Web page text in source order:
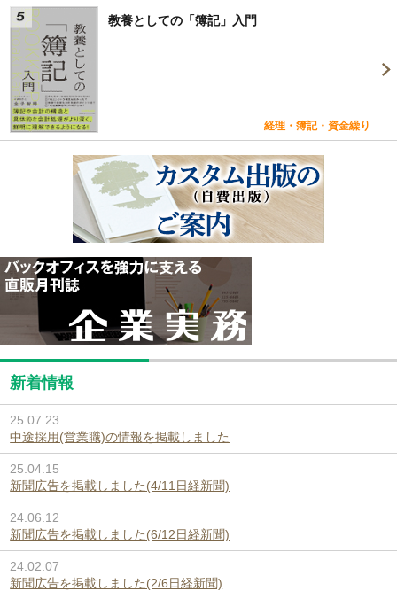
教養としての「簿記」入門
経理・簿記・資金繰り
新着情報
25.07.23
中途採用(営業職)の情報を掲載しました
25.04.15
新聞広告を掲載しました(4/11日経新聞)
24.06.12
新聞広告を掲載しました(6/12日経新聞)
24.02.07
新聞広告を掲載しました(2/6日経新聞)